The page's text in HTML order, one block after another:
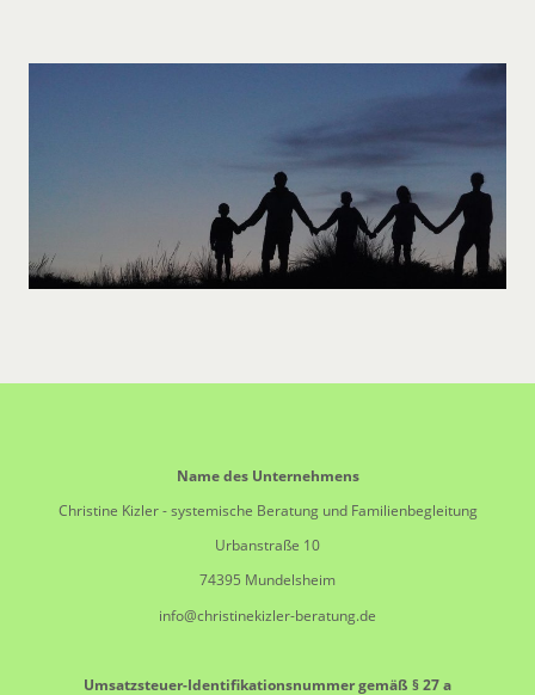
Name des Unternehmens
Christine Kizler - systemische Beratung und Familienbegleitung
Urbanstraße 10
74395 Mundelsheim
info@christinekizler-beratung.de
Umsatzsteuer-Identifikationsnummer gemäß § 27 a